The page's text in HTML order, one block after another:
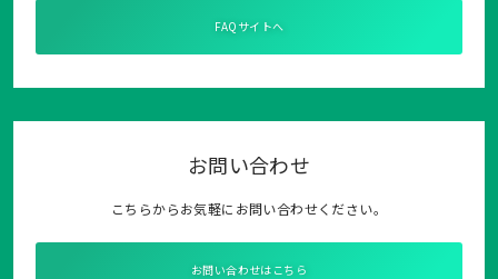
FAQサイトへ
お問い合わせ
こちらからお気軽にお問い合わせください。
お問い合わせはこちら